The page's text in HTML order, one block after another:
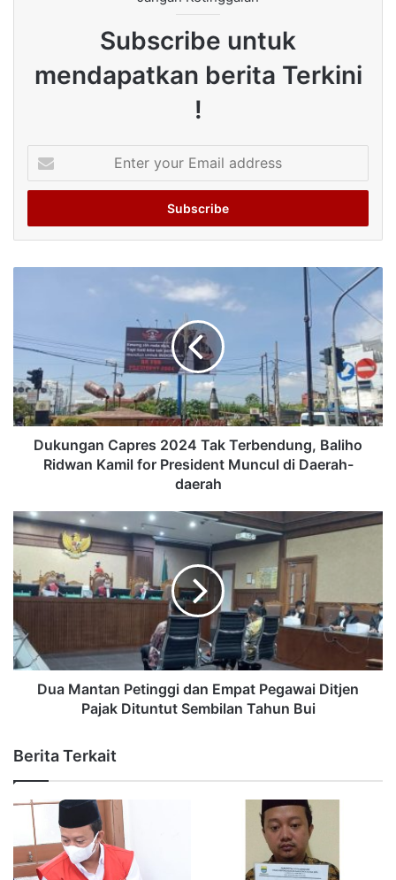
Subscribe untuk
mendapatkan berita Terkini
!
your
Email
Dukungan Capres 2024 Tak Terbendung, Baliho
Ridwan Kamil for President Muncul di Daerah-
daerah
Dua Mantan Petinggi dan Empat Pegawai Ditjen
Pajak Dituntut Sembilan Tahun Bui
Berita Terkait